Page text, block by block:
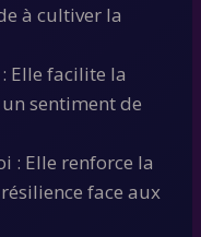
à cultiver la
Elle facilite la
sentiment de
: Elle renforce la
face aux